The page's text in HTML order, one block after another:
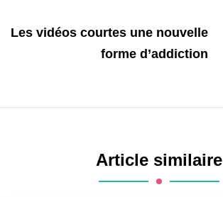
Les vidéos courtes une nouvelle
forme d’addiction
Article similaire